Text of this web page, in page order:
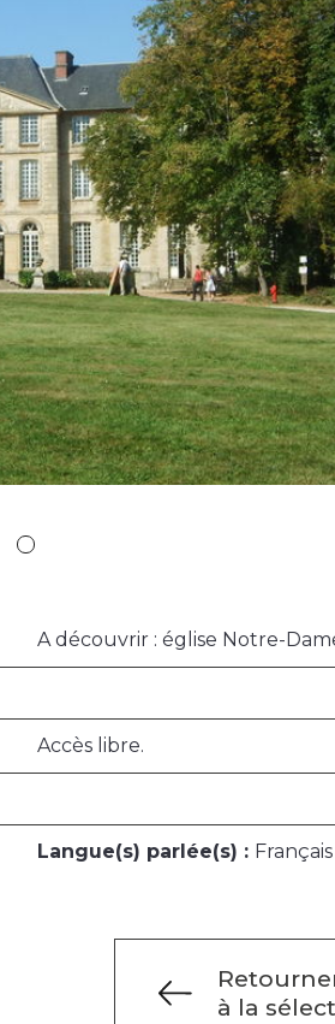
A découvrir : église Notre-
Accès libre.
Langue(s) parlée(s) : Français
à la